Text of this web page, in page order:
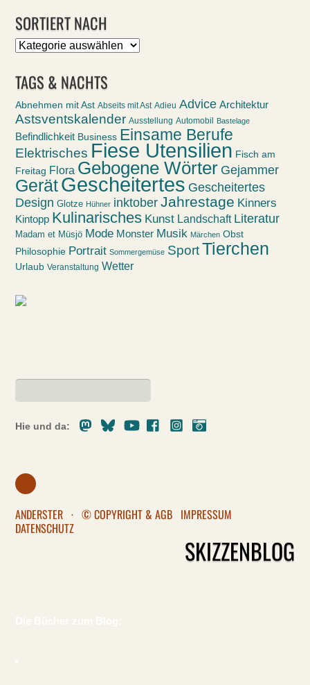
SORTIERT NACH
Sortiert
TAGS & NACHTS
Abnehmen mit Ast Abseits mit Ast Adieu Advice Architektur
Astsventskalender Ausstellung Automobil Bastelage
Befindlichkeit Business Einsame Berufe
Elektrisches Fiese Utensilien Fisch am
Freitag Flora Gebogene Wörter Gejammer
GerätGescheitertes Gescheitertes
Design Glotze Hühner inktober Jahrestage Kinners
Kintopp Kulinarisches Kunst Landschaft Literatur
Madam et Müsjö Mode Monster Musik Märchen Obst
Philosophie Portrait Sommergemüse Sport Tierchen
Urlaub Veranstaltung Wetter
Hie und da:
MastodonBlueskyYoutubeFacebookInstagram
ANDERSTER · © COPYRIGHT & AGB IMPRESSUM
DATENSCHUTZ
SKIZZENBLOG